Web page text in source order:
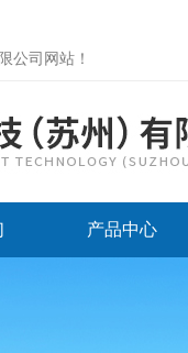
公司网站！
产品中心